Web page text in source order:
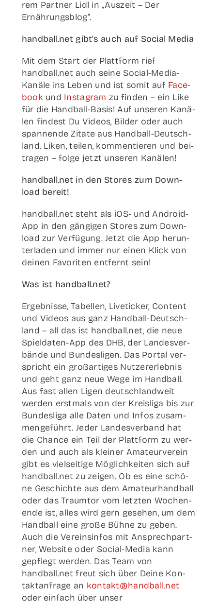
rem Part­ner Lidl in „Aus­zeit – Der
Ernährungsblog“.
handball.net gibt’s auch auf Social Media
Mit dem Start der Platt­form rief
handball.net auch sei­ne Social-Media-
Kanä­­le ins Leben und ist somit auf Face­
book und Insta­gram zu fin­den – ein Like
für die Han­d­­ball-Basis! Auf unse­ren Kanä­
len fin­dest Du Vide­os, Bil­der oder auch
span­nen­de Zita­te aus Han­d­­ball-Deut­sch­­
land. Liken, tei­len, kom­men­tie­ren und bei­
tra­gen – fol­ge jetzt unse­ren Kanälen!
handball.net in den Stores zum Down­
load bereit!
handball.net steht als iOS- und Android-
App in den gän­gi­gen Stores zum Down­
load zur Ver­fü­gung. Jetzt die App her­un­
ter­la­den und immer nur einen Klick von
dei­nen Favo­ri­ten ent­fernt sein!
Was ist handball.net?
Ergeb­nis­se, Tabel­len, Live­ti­cker, Con­tent
und Vide­os aus ganz Han­d­­ball-Deut­sch­­
land – all das ist handball.net, die neue
Spiel­­da­­ten-App des DHB, der Lan­des­ver­
bän­de und Bun­des­li­gen. Das Por­tal ver­
spricht ein groß­ar­ti­ges Nut­zer­er­leb­nis
und geht ganz neue Wege im Hand­ball.
Aus fast allen Ligen deutsch­land­weit
wer­den erst­mals von der Kreis­li­ga bis zur
Bun­des­li­ga alle Daten und Infos zusam­
men­ge­führt. Jeder Lan­des­ver­band hat
die Chan­ce ein Teil der Platt­form zu wer­
den und auch als klei­ner Ama­teur­ver­ein
gibt es viel­sei­ti­ge Mög­lich­kei­ten sich auf
handball.net zu zei­gen. Ob es eine schö­
ne Geschich­te aus dem Ama­teur­hand­ball
oder das Traum­tor vom letz­ten Wochen­
en­de ist, alles wird gern gese­hen, um dem
Hand­ball eine gro­ße Büh­ne zu geben.
Auch die Ver­ein­sin­fos mit Ansprech­part­
ner, Web­site oder Social-Media kann
gepflegt wer­den. Das Team von
handball.net freut sich über Dei­ne Kon­
takt­an­fra­ge an kontakt@handball.net
oder ein­fach über unser